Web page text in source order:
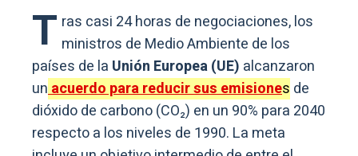
T ras casi 24 horas de negociaciones, los
ministros de Medio Ambiente de los
países de la Unión Europea (UE) alcanzaron
unacuerdo para reducir sus emisiones de
dióxido de carbono (CO₂) en un 90% para 2040
respecto a los niveles de 1990. La meta